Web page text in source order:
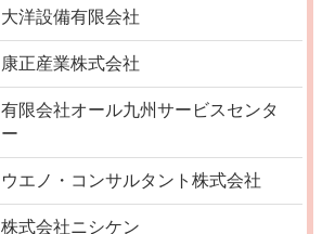
大洋設備有限会社
康正産業株式会社
有限会社オール九州サービスセンタ
ー
ウエノ・コンサルタント株式会社
株式会社ニシケン